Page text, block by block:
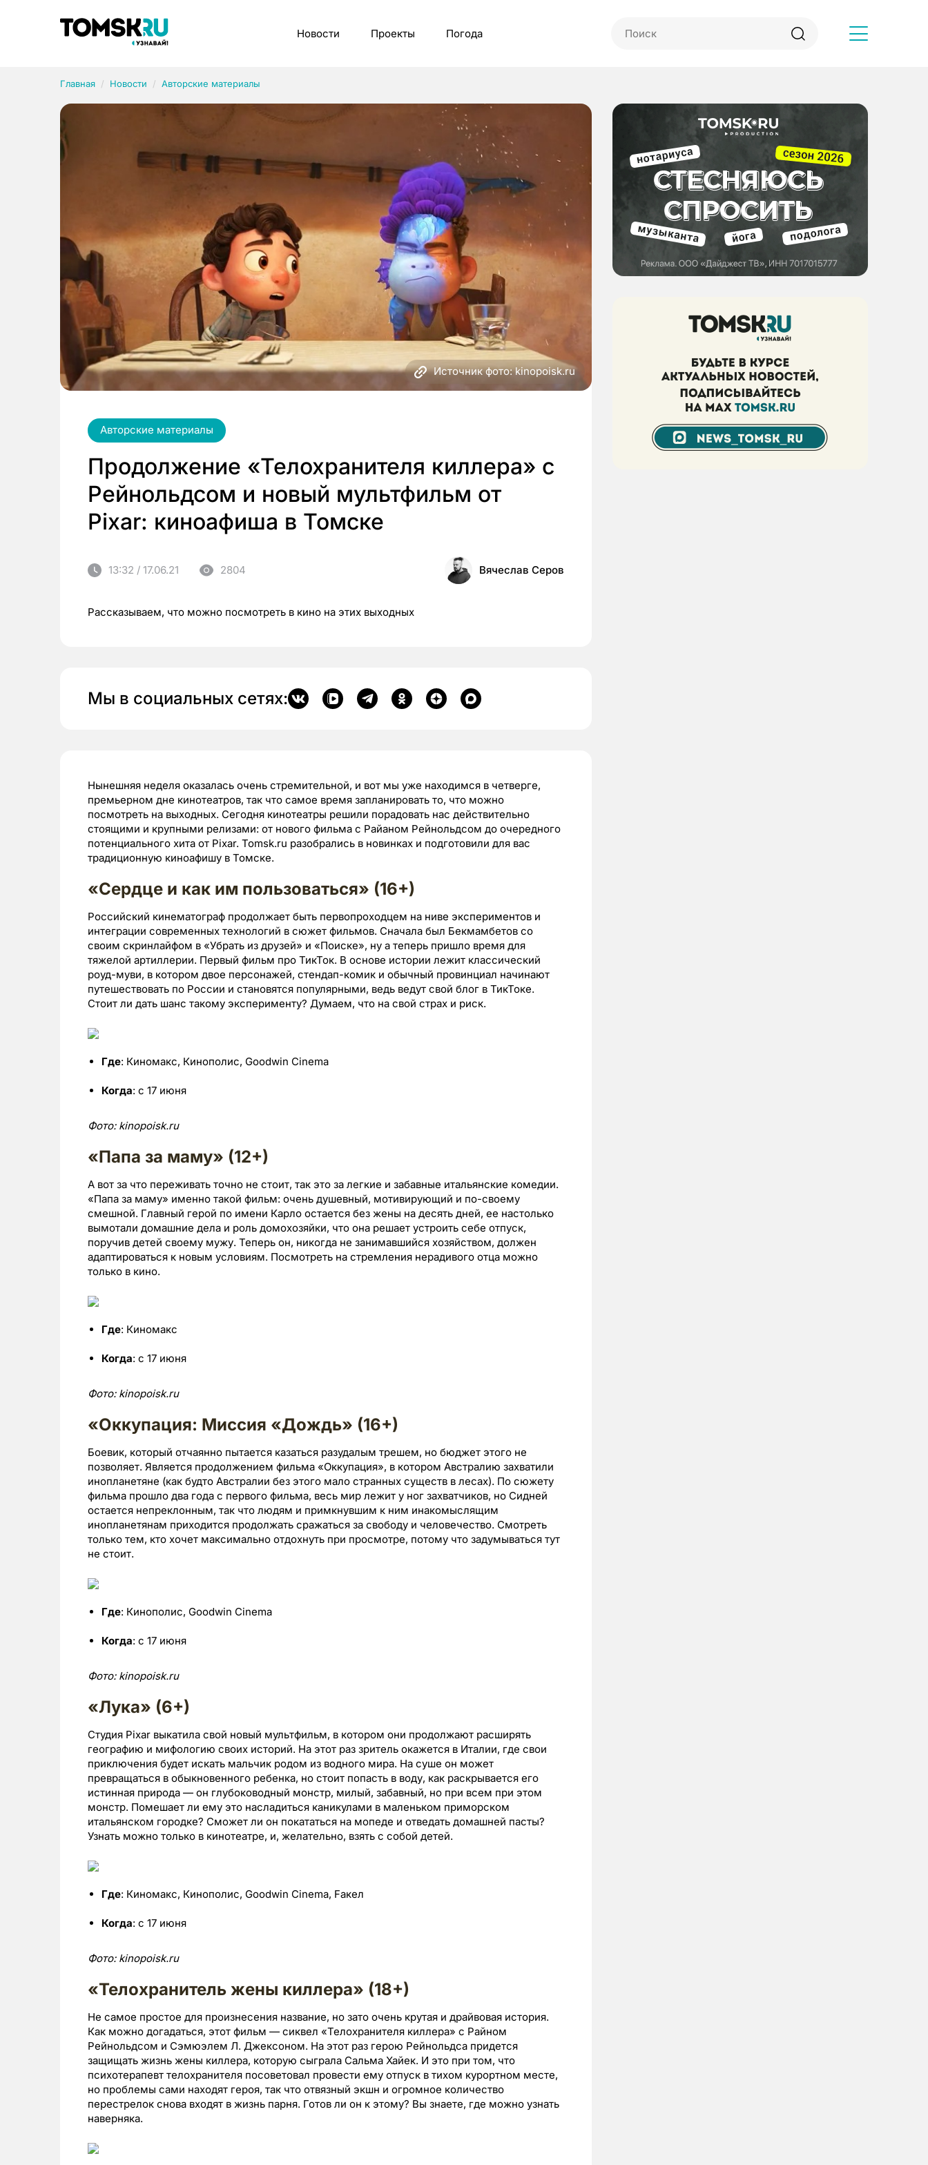
Новости Проекты Погода
Главная Новости Авторские материалы
Источник фото: kinopoisk.ru
Авторские материалы
Продолжение «Телохранителя киллера» с
Рейнольдсом и новый мультфильм от
Pixar: киноафиша в Томске
13:32 / 17.06.21 2804 Вячеслав Серов
Рассказываем, что можно посмотреть в кино на этих выходных
Мы в социальных сетях:
Нынешняя неделя оказалась очень стремительной, и вот мы уже находимся в четверге,
премьерном дне кинотеатров, так что самое время запланировать то, что можно
посмотреть на выходных. Сегодня кинотеатры решили порадовать нас действительно
стоящими и крупными релизами: от нового фильма с Райаном Рейнольдсом до очередного
потенциального хита от Pixar. Tomsk.ru разобрались в новинках и подготовили для вас
традиционную киноафишу в Томске.
«Сердце и как им пользоваться» (16+)
Российский кинематограф продолжает быть первопроходцем на ниве экспериментов и
интеграции современных технологий в сюжет фильмов. Сначала был Бекмамбетов со
своим скринлайфом в «Убрать из друзей» и «Поиске», ну а теперь пришло время для
тяжелой артиллерии. Первый фильм про ТикТок. В основе истории лежит классический
роуд-муви, в котором двое персонажей, стендап-комик и обычный провинциал начинают
путешествовать по России и становятся популярными, ведь ведут свой блог в ТикТоке.
Стоит ли дать шанс такому эксперименту? Думаем, что на свой страх и риск.
Где: Киномакс, Кинополис, Goodwin Cinema
Когда: с 17 июня
Фото: kinopoisk.ru
«Папа за маму» (12+)
А вот за что переживать точно не стоит, так это за легкие и забавные итальянские комедии.
«Папа за маму» именно такой фильм: очень душевный, мотивирующий и по-своему
смешной. Главный герой по имени Карло остается без жены на десять дней, ее настолько
вымотали домашние дела и роль домохозяйки, что она решает устроить себе отпуск,
поручив детей своему мужу. Теперь он, никогда не занимавшийся хозяйством, должен
адаптироваться к новым условиям. Посмотреть на стремления нерадивого отца можно
только в кино.
Где: Киномакс
Когда: с 17 июня
Фото: kinopoisk.ru
«Оккупация: Миссия «Дождь» (16+)
Боевик, который отчаянно пытается казаться разудалым трешем, но бюджет этого не
позволяет. Является продолжением фильма «Оккупация», в котором Австралию захватили
инопланетяне (как будто Австралии без этого мало странных существ в лесах). По сюжету
фильма прошло два года с первого фильма, весь мир лежит у ног захватчиков, но Сидней
остается непреклонным, так что людям и примкнувшим к ним инакомыслящим
инопланетянам приходится продолжать сражаться за свободу и человечество. Смотреть
только тем, кто хочет максимально отдохнуть при просмотре, потому что задумываться тут
не стоит.
Где: Кинополис, Goodwin Cinema
Когда: с 17 июня
Фото: kinopoisk.ru
«Лука» (6+)
Студия Pixar выкатила свой новый мультфильм, в котором они продолжают расширять
географию и мифологию своих историй. На этот раз зритель окажется в Италии, где свои
приключения будет искать мальчик родом из водного мира. На суше он может
превращаться в обыкновенного ребенка, но стоит попасть в воду, как раскрывается его
истинная природа — он глубоководный монстр, милый, забавный, но при всем при этом
монстр. Помешает ли ему это насладиться каникулами в маленьком приморском
итальянском городке? Сможет ли он покататься на мопеде и отведать домашней пасты?
Узнать можно только в кинотеатре, и, желательно, взять с собой детей.
Где: Киномакс, Кинополис, Goodwin Cinema, Fакел
Когда: с 17 июня
Фото: kinopoisk.ru
«Телохранитель жены киллера» (18+)
Не самое простое для произнесения название, но зато очень крутая и драйвовая история.
Как можно догадаться, этот фильм — сиквел «Телохранителя киллера» с Райном
Рейнольдсом и Сэмюэлем Л. Джексоном. На этот раз герою Рейнольдса придется
защищать жизнь жены киллера, которую сыграла Сальма Хайек. И это при том, что
психотерапевт телохранителя посоветовал провести ему отпуск в тихом курортном месте,
но проблемы сами находят героя, так что отвязный экшн и огромное количество
перестрелок снова входят в жизнь парня. Готов ли он к этому? Вы знаете, где можно узнать
наверняка.
Рубрики